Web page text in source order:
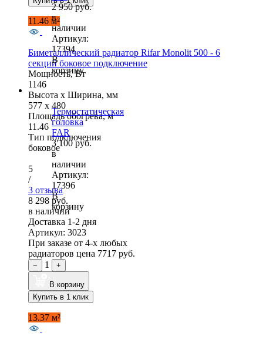
2 950 руб.
в
наличии
Артикул:
17394
В
корзину
Термостатическая
головка
FAR
3 100 руб.
в
наличии
Артикул:
17396
В
корзину
11.46 м²
Биметаллический радиатор Rifar Monolit 500 - 6
секций боковое подключение
Мощность, Вт
1146
Высота x Ширина, мм
577 x 480
Площадь обогрева, м
11.46
Тип подключения
боковое
5
/
3 отзыва
8 298 руб.
в наличии
Доставка 1-2 дня
Артикул: 3023
При заказе от 4-х любых
радиаторов цена 7717 руб.
− 1 +
В корзину
Купить в 1 клик
13.37 м²